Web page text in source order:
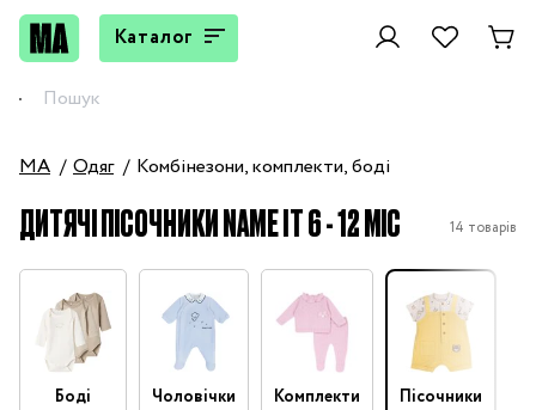
Каталог
MA Одяг Комбінезони, комплекти, боді
ДИТЯЧІ ПІСОЧНИКИ NAME IT 6 - 12 МІС 14 товарів
Боді Чоловічки Комплекти Пісочники